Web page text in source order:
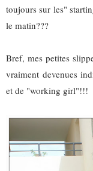
toujours sur les"
le matin???
Bref, mes petites
vraiment devenues
et de "working girl"!!!